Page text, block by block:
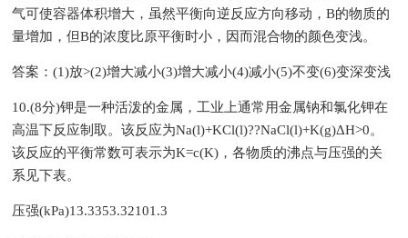
气可使容器体积增大，虽然平衡向逆反应方向移动，B的物质的
量增加，但B的浓度比原平衡时小，因而混合物的颜色变浅。
答案：(1)放>(2)增大减小(3)增大减小(4)减小(5)不变(6)变深变浅
10.(8分)钾是一种活泼的金属，工业上通常用金属钠和氯化钾在
高温下反应制取。该反应为Na(l)+KCl(l)??NaCl(l)+K(g)ΔH>0。
该反应的平衡常数可表示为K=c(K)，各物质的沸点与压强的关
系见下表。
压强(kPa)13.3353.32101.3